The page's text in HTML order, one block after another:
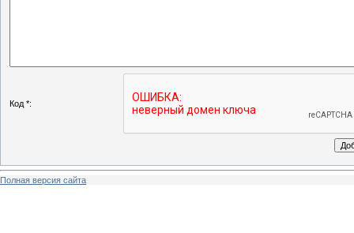
Код *:
Полная версия сайта